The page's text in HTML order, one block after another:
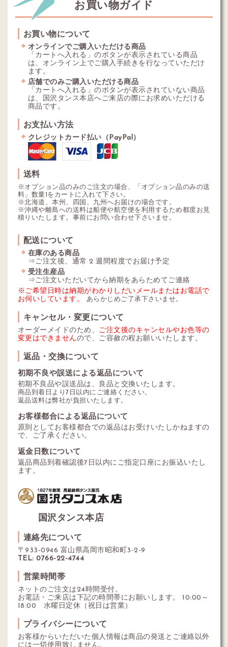
お買い物ガイド
お買い物について
オンラインでご購入いただける商品
「カートへ入れる」のボタンが表示されている商品
は、オンライン上でご購入手続きを行なっていただけ
ます。
店舗でのみご購入いただける商品
「カートへ入れる」のボタンが表示されていない商品
は、国沢タンス本店へご来店の際にお求めいただける
商品です。
お支払い方法
クレジットカード払い（PayPal）
送料
※オプション品のみのご注文の場合、「オプション品のみの送
料」数量1をカートに入れて下さい。
※北海道、本州、四国、九州へお届けの場合です。
※沖縄や離島への送料は船便や航空便を利用するため都度お見
積りいたします。事前にお問い合わせ下さいませ。
配送について
在庫のある商品
⇒ご注文後、通常 2 週間程度でお届け予定
受注生産品
⇒ご注文いただいてから納期をあらためてご連絡
※ご希望日時は納期がわかりしだいメールまたはお電話で
お伺いしています。
あらかじめご了承下さいませ。
キャンセル・変更について
オーダーメイドのため、 ご注文後のキャンセルやお色等の
変更はできませんので、ご容赦の程お願いいたします。
返品・交換について
初期不良や誤送による返品について
初期不良品や誤送品は、良品と交換いたします。
商品到着日より7日以内にご連絡ください。
返品送料は弊社が負担いたします。
お客様都合による返品について
原則としてお客様都合での返品はお受けいたしかねますの
で、ご了承ください。
返金日数について
返品商品到着確認後7日以内にご指定口座にお振込いたし
ます。
国沢タンス本店
連絡先について
〒933-0946 富山県高岡市昭和町3-2-9
TEL: 0766-22-4744
営業時間帯
ネットのご注文は24時間受付。
お電話・ご来店は下記の時間帯にお願いします。 10:00～
18:00 水曜日定休（祝日は営業）
プライバシーについて
お客様からいただいた個人情報は商品の発送とご連絡以外
には一切使用致しません。